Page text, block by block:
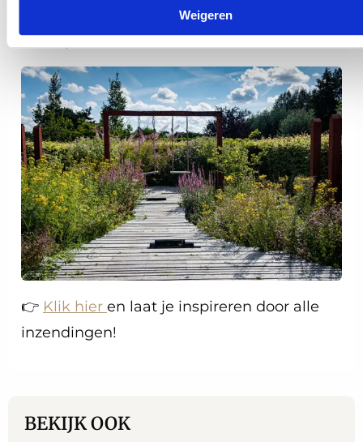
Weigeren
zien waarom jouw seizoen het mooiste is,
en inspireer anderen!
👉 Klik hier en laat je inspireren door alle
inzendingen!
BEKIJK OOK